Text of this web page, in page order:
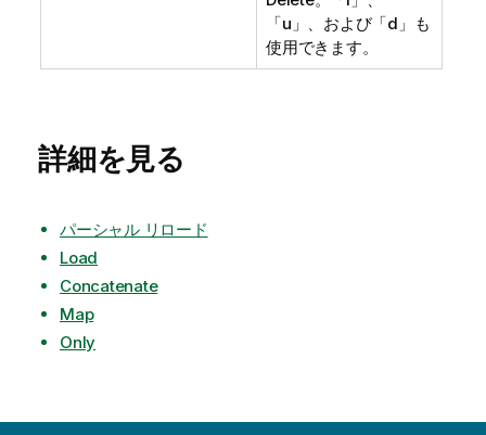
「u 」、および「d 」も
使用できます。
詳細を見る
パーシャル リロード
Load
Concatenate
Map
Only